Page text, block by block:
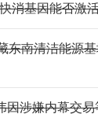
消基因能否激
东南清洁能源
因涉嫌内幕交